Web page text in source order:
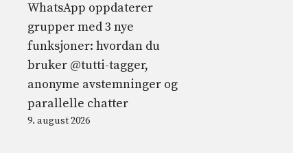
WhatsApp oppdaterer
grupper med 3 nye
funksjoner: hvordan du
bruker @tutti-tagger,
anonyme avstemninger og
parallelle chatter
9. august 2026